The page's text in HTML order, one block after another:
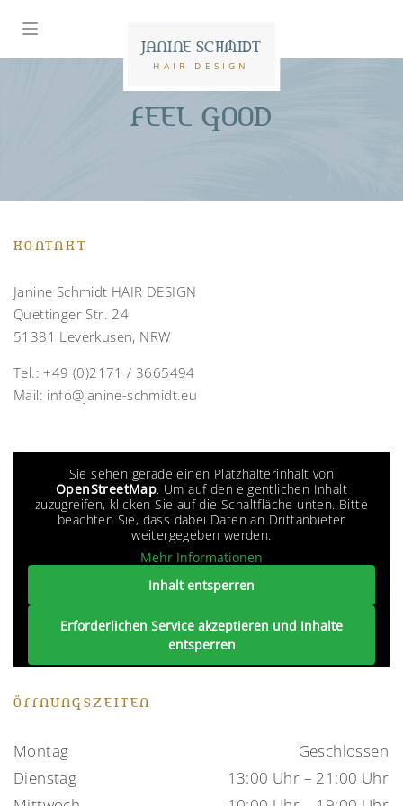
JANINE SCHMIDT
HAIR DESIGN
FEEL GOOD
KONTAKT
Janine Schmidt HAIR DESIGN
Quettinger Str. 24
51381 Leverkusen, NRW
Tel.:+49 (0)2171 / 3665494
Mail: info@janine-schmidt.eu
Sie sehen gerade einen Platzhalterinhalt von
OpenStreetMap. Um auf den eigentlichen Inhalt
zuzugreifen, klicken Sie auf die Schaltfläche unten. Bitte
beachten Sie, dass dabei Daten an Drittanbieter
weitergegeben werden.
Mehr Informationen
Inhalt entsperren
Erforderlichen Service akzeptieren und Inhalte
entsperren
ÖFFNUNGSZEITEN
Montag
Geschlossen
Dienstag
13:00 Uhr – 21:00 Uhr